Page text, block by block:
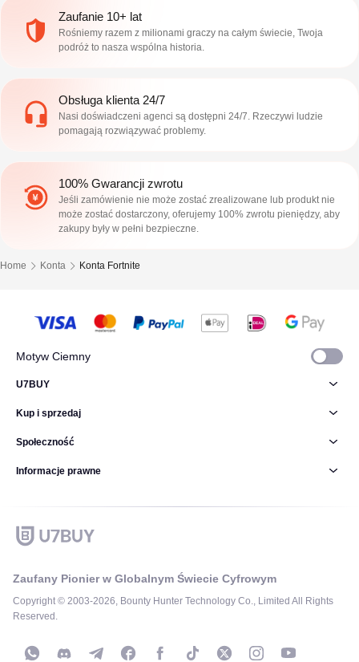
Zaufanie 10+ lat
Rośniemy razem z milionami graczy na całym świecie, Twoja
podróż to nasza wspólna historia.
Obsługa klienta 24/7
Nasi doświadczeni agenci są dostępni 24/7. Rzeczywi ludzie
pomagają rozwiązywać problemy.
100% Gwarancji zwrotu
Jeśli zamówienie nie może zostać zrealizowane lub produkt nie
może zostać dostarczony, oferujemy 100% zwrotu pieniędzy, aby
zakupy były w pełni bezpieczne.
Home Konta Konta Fortnite
Motyw Ciemny
Zaufany Pionier w Globalnym Świecie Cyfrowym
Copyright © 2003-2026, Bounty Hunter Technology Co., Limited All Rights
Reserved.
U7BUY
Kup i sprzedaj
Społeczność
Informacje prawne